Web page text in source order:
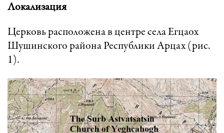
Локализация
Церковь расположена в центре села Егцаох
Шушинского района Республики Арцах (рис.
1).